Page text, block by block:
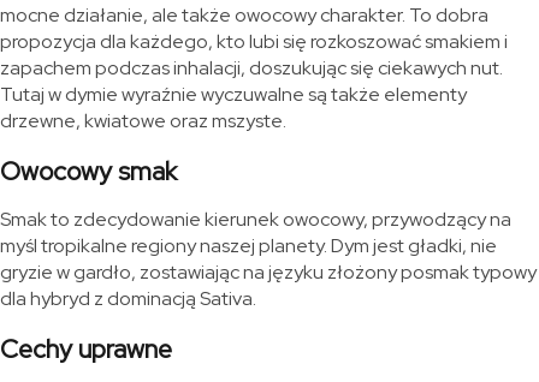
mocne działanie, ale także owocowy charakter. To dobra
propozycja dla każdego, kto lubi się rozkoszować smakiem i
zapachem podczas inhalacji, doszukując się ciekawych nut.
Tutaj w dymie wyraźnie wyczuwalne są także elementy
drzewne, kwiatowe oraz mszyste.
Owocowy smak
Smak to zdecydowanie kierunek owocowy, przywodzący na
myśl tropikalne regiony naszej planety. Dym jest gładki, nie
gryzie w gardło, zostawiając na języku złożony posmak typowy
dla hybryd z dominacją Sativa.
Cechy uprawne